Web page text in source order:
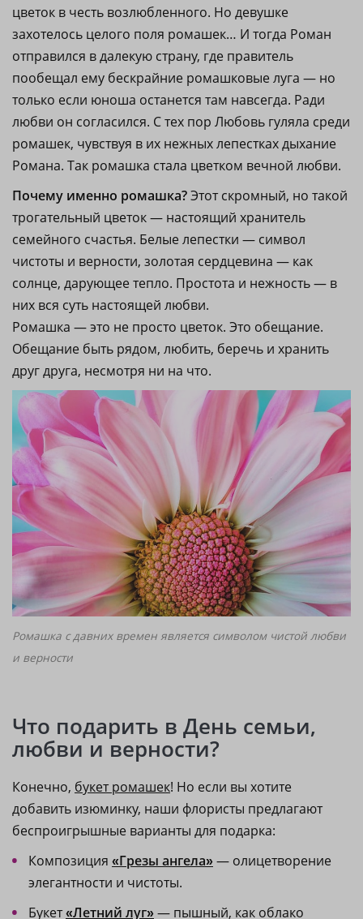
цветок в честь возлюбленного. Но девушке
захотелось целого поля ромашек… И тогда Роман
отправился в далекую страну, где правитель
пообещал ему бескрайние ромашковые луга — но
только если юноша останется там навсегда. Ради
любви он согласился. С тех пор Любовь гуляла среди
ромашек, чувствуя в их нежных лепестках дыхание
Романа. Так ромашка стала цветком вечной любви.
Почему именно ромашка?Этот скромный, но такой
трогательный цветок — настоящий хранитель
семейного счастья. Белые лепестки — символ
чистоты и верности, золотая сердцевина — как
солнце, дарующее тепло. Простота и нежность — в
них вся суть настоящей любви.
Ромашка — это не просто цветок. Это обещание.
Обещание быть рядом, любить, беречь и хранить
друг друга, несмотря ни на что.
Ромашка с давних времен является символом чистой любви
и верности
Что подарить в День семьи,
любви и верности?
Конечно, букет ромашек! Но если вы хотите
добавить изюминку, наши флористы предлагают
беспроигрышные варианты для подарка:
Композиция «Грезы ангела» — олицетворение
элегантности и чистоты.
Букет«Летний луг» — пышный, как облако